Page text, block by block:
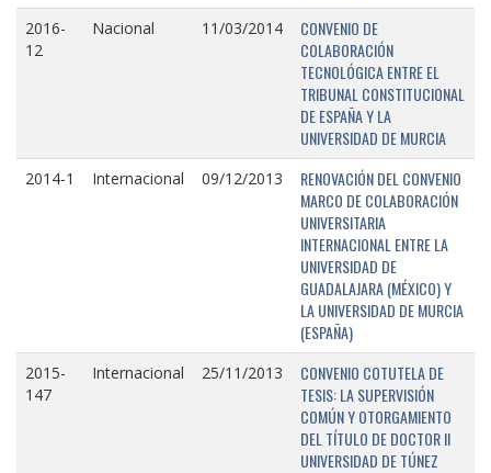
2016-
12
Nacional 11/03/2014
CONVENIO DE
COLABORACIÓN
TECNOLÓGICA ENTRE EL
TRIBUNAL CONSTITUCIONAL
DE ESPAÑA Y LA
UNIVERSIDAD DE MURCIA
2014-1 Internacional 09/12/2013
RENOVACIÓN DEL CONVENIO
MARCO DE COLABORACIÓN
UNIVERSITARIA
INTERNACIONAL ENTRE LA
UNIVERSIDAD DE
GUADALAJARA (MÉXICO) Y
LA UNIVERSIDAD DE MURCIA
(ESPAÑA)
2015-
147
Internacional 25/11/2013
CONVENIO COTUTELA DE
TESIS: LA SUPERVISIÓN
COMÚN Y OTORGAMIENTO
DEL TÍTULO DE DOCTOR II
UNIVERSIDAD DE TÚNEZ